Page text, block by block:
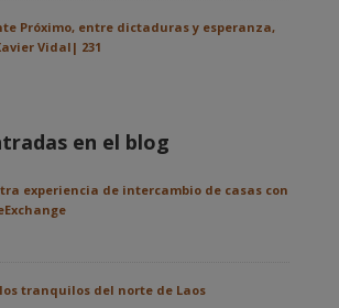
Próximo, entre dictaduras y esperanza,
Vidal| 231
en el blog
experiencia de intercambio de casas con
tranquilos del norte de Laos